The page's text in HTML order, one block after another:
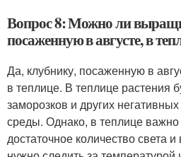
Вопрос 8: Можно ли
посаженную в августе, в
Да, клубнику, посаженную в
в теплице. В теплице растения
заморозков и других
среды. Однако, в теплице важно
достаточное количество света